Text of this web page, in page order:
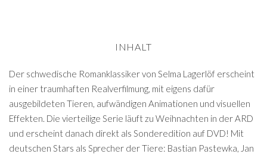
INHALT
Der schwedische Romanklassiker von Selma Lagerlöf erscheint
in einer traumhaften Realverfilmung, mit eigens dafür
ausgebildeten Tieren, aufwändigen Animationen und visuellen
Effekten. Die vierteilige Serie läuft zu Weihnachten in der ARD
und erscheint danach direkt als Sonderedition auf DVD! Mit
deutschen Stars als Sprecher der Tiere: Bastian Pastewka, Jan